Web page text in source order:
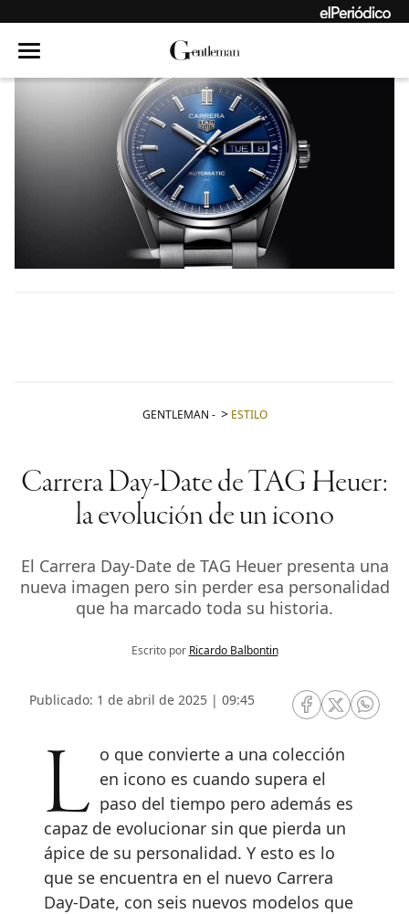
GENTLEMAN - ESTILO
Carrera Day-Date de TAG Heuer:
la evolución de un icono
El Carrera Day-Date de TAG Heuer presenta una
nueva imagen pero sin perder esa personalidad
que ha marcado toda su historia.
Escrito por Ricardo Balbontin
Publicado: 1 de abril de 2025 | 09:45
RRSS Facebook
RRSSRRSS
Lo que convierte a una colección en icono es cuando supera el
paso del tiempo pero además es
capaz de evolucionar sin que pierda un
ápice de su personalidad. Y esto es lo
que se encuentra en el nuevo Carrera
Day-Date, con seis nuevos modelos que